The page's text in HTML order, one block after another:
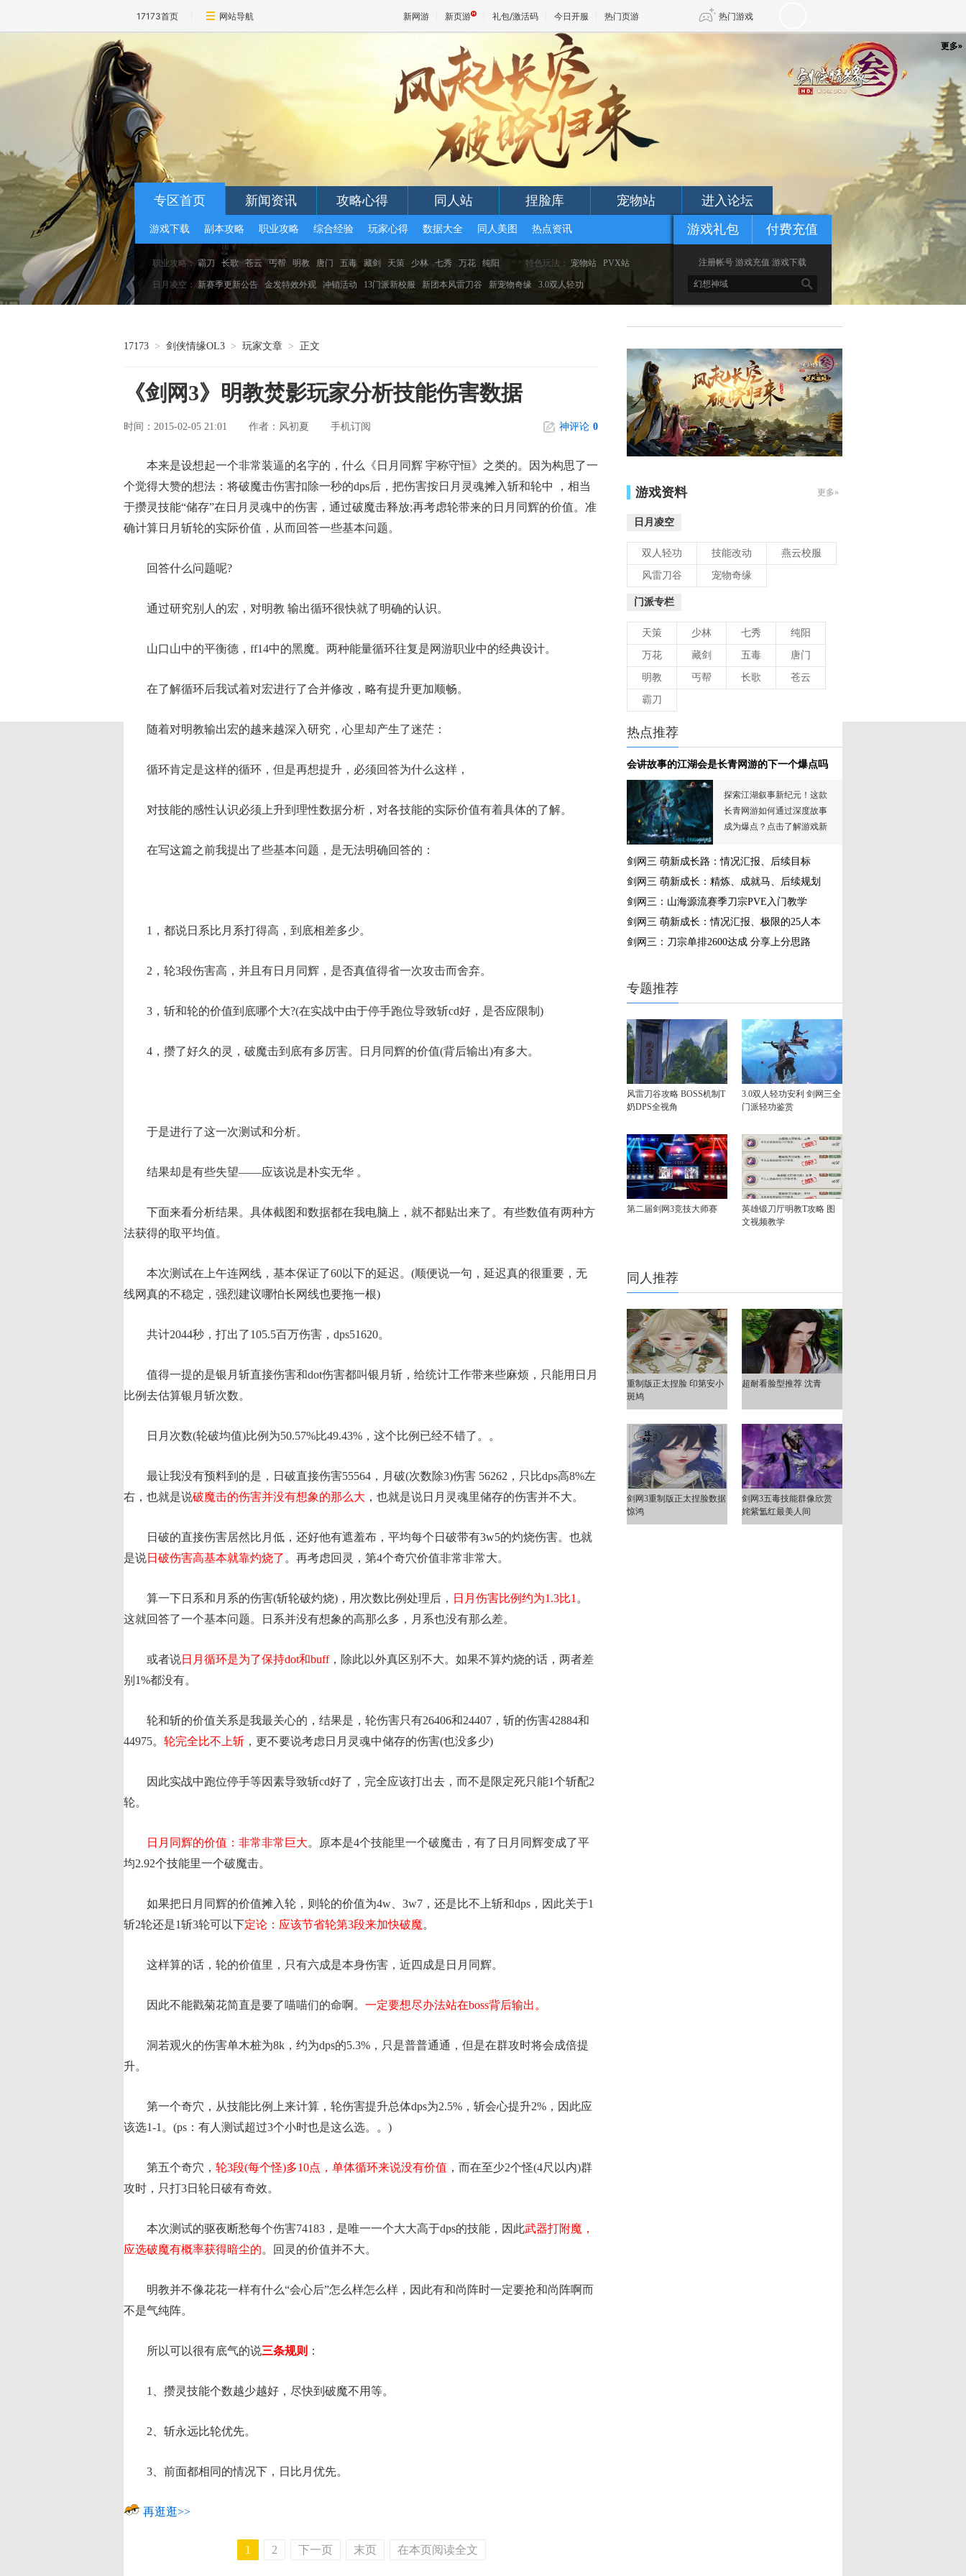
17173首页 网站导航 新网游 新页游 礼包/激活码 今日开服 热门页游 热门游戏
天堂
专区首页 新闻资讯 攻略心得 同人站 捏脸库 宠物站 进入论坛
游戏下载 副本攻略 职业攻略 综合经验 玩家心得 数据大全 同人美图 热点资讯
职业攻略： 霸刀 长歌 苍云 丐帮 明教 唐门 五毒 藏剑 天策 少林 七秀 万花 纯阳 特色玩法： 宠物站 PVX站
日月凌空： 新赛季更新公告 金发特效外观 冲销活动 13门派新校服 新团本风雷刀谷 新宠物奇缘 3.0双人轻功
游戏礼包 付费充值
注册帐号 游戏充值 游戏下载

17173 > 剑侠情缘OL3 > 玩家文章 > 正文
《剑网3》明教焚影玩家分析技能伤害数据
时间：2015-02-05 21:01 作者： 风初夏 手机订阅 神评论 0
本来是设想起一个非常装逼的名字的，什么《日月同辉 宇称守恒》之类的。因为构思了一
个觉得大赞的想法：将破魔击伤害扣除一秒的dps后，把伤害按日月灵魂摊入斩和轮中 ，相当
于攒灵技能“储存”在日月灵魂中的伤害，通过破魔击释放;再考虑轮带来的日月同辉的价值。准
确计算日月斩轮的实际价值，从而回答一些基本问题。
回答什么问题呢?
通过研究别人的宏，对明教 输出循环很快就了明确的认识。
山口山中的平衡德，ff14中的黑魔。两种能量循环往复是网游职业中的经典设计。
在了解循环后我试着对宏进行了合并修改，略有提升更加顺畅。
随着对明教输出宏的越来越深入研究，心里却产生了迷茫：
循环肯定是这样的循环，但是再想提升，必须回答为什么这样，
对技能的感性认识必须上升到理性数据分析，对各技能的实际价值有着具体的了解。
在写这篇之前我提出了些基本问题，是无法明确回答的：
1，都说日系比月系打得高，到底相差多少。
2，轮3段伤害高，并且有日月同辉，是否真值得省一次攻击而舍弃。
3，斩和轮的价值到底哪个大?(在实战中由于停手跑位导致斩cd好，是否应限制)
4，攒了好久的灵，破魔击到底有多厉害。日月同辉的价值(背后输出)有多大。
于是进行了这一次测试和分析。
结果却是有些失望——应该说是朴实无华 。
下面来看分析结果。具体截图和数据都在我电脑上，就不都贴出来了。有些数值有两种方
法获得的取平均值。
本次测试在上午连网线，基本保证了60以下的延迟。(顺便说一句，延迟真的很重要，无
线网真的不稳定，强烈建议哪怕长网线也要拖一根)
共计2044秒，打出了105.5百万伤害，dps51620。
值得一提的是银月斩直接伤害和dot伤害都叫银月斩，给统计工作带来些麻烦，只能用日月
比例去估算银月斩次数。
日月次数(轮破均值)比例为50.57%比49.43%，这个比例已经不错了。。
最让我没有预料到的是，日破直接伤害55564，月破(次数除3)伤害 56262，只比dps高8%左
右，也就是说破魔击的伤害并没有想象的那么大 ，也就是说日月灵魂里储存的伤害并不大。
日破的直接伤害居然比月低，还好他有遮羞布，平均每个日破带有3w5的灼烧伤害。也就
是说日破伤害高基本就靠灼烧了 。再考虑回灵，第4个奇穴价值非常非常大。
算一下日系和月系的伤害(斩轮破灼烧)，用次数比例处理后， 日月伤害比例约为1.3比1 。
这就回答了一个基本问题。日系并没有想象的高那么多，月系也没有那么差。
或者说日月循环是为了保持dot和buff，除此以外真区别不大。如果不算灼烧的话，两者差
别1%都没有。
轮和斩的价值关系是我最关心的，结果是，轮伤害只有26406和24407，斩的伤害42884和
44975。 轮完全比不上斩 ，更不要说考虑日月灵魂中储存的伤害(也没多少)
因此实战中跑位停手等因素导致斩cd好了，完全应该打出去，而不是限定死只能1个斩配2
轮。
日月同辉的价值：非常非常巨大。原本是4个技能里一个破魔击，有了日月同辉变成了平
均2.92个技能里一个破魔击。
如果把日月同辉的价值摊入轮，则轮的价值为4w、3w7，还是比不上斩和dps，因此关于1
斩2轮还是1斩3轮可以下定论：应该节省轮第3段来加快破魔。
这样算的话，轮的价值里，只有六成是本身伤害，近四成是日月同辉。
因此不能戳菊花简直是要了喵喵们的命啊。 一定要想尽办法站在boss背后输出。
洞若观火的伤害单木桩为8k，约为dps的5.3%，只是普普通通，但是在群攻时将会成倍提
升。
第一个奇穴，从技能比例上来计算，轮伤害提升总体dps为2.5%，斩会心提升2%，因此应
该选1-1。(ps：有人测试超过3个小时也是这么选。。)
第五个奇穴， 轮3段(每个怪)多10点，单体循环来说没有价值 ，而在至少2个怪(4尺以内)群
攻时，只打3日轮日破有奇效。
本次测试的驱夜断愁每个伤害74183，是唯一一个大大高于dps的技能，因此武器打附魔，
应选破魔有概率获得暗尘的。回灵的价值并不大。
明教并不像花花一样有什么“会心后”怎么样怎么样，因此有和尚阵时一定要抢和尚阵啊而
不是气纯阵。
所以可以很有底气的说三条规则 ：
1、攒灵技能个数越少越好，尽快到破魔不用等。
2、斩永远比轮优先。
3、前面都相同的情况下，日比月优先。
再逛逛>>
1 2 下一页 末页 在本页阅读全文
游戏资料 更多»
日月凌空
双人轻功 技能改动 燕云校服
风雷刀谷 宠物奇缘
门派专栏
天策 少林 七秀 纯阳
万花 藏剑 五毒 唐门
明教 丐帮 长歌 苍云
霸刀
热点推荐
更多»
会讲故事的江湖会是长青网游的下一个爆点吗
探索江湖叙事新纪元！这款
长青网游如何通过深度故事
成为爆点？点击了解游戏新
剑网三 萌新成长路：情况汇报、后续目标
剑网三 萌新成长：精炼、成就马、后续规划
剑网三：山海源流赛季刀宗PVE入门教学
剑网三 萌新成长：情况汇报、极限的25人本
剑网三：刀宗单排2600达成 分享上分思路
专题推荐
更多»
风雷刀谷攻略 BOSS机制T
奶DPS全视角
3.0双人轻功安利 剑网三全
门派轻功鉴赏
第二届剑网3竞技大师赛
英雄锻刀厅明教T攻略 图
文视频教学
同人推荐
更多»
重制版正太捏脸 印第安小
斑鸠
超耐看脸型推荐 沈青
剑网3重制版正太捏脸数据
惊鸿
剑网3五毒技能群像欣赏
姹紫氲红最美人间